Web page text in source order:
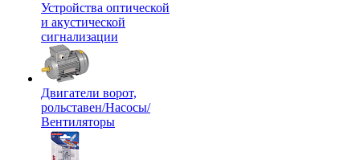
Устройства оптической
и акустической
сигнализации
Двигатели ворот,
рольставен/Насосы/
Вентиляторы